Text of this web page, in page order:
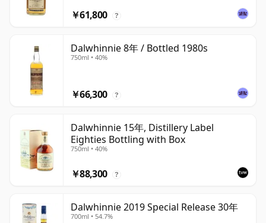
￥61,800 ?
Dalwhinnie 8年 / Bottled 1980s
750ml • 40%
￥66,300 ?
Dalwhinnie 15年, Distillery Label
Eighties Bottling with Box
750ml • 40%
￥88,300 ?
Dalwhinnie 2019 Special Release 30年
700ml • 54.7%